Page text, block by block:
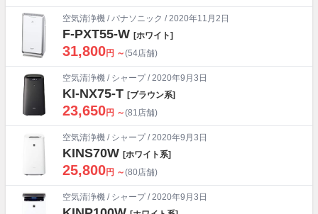
空気清浄機 /パナソニック / 2020年11月2日
F-PXT55-W [ホワイト]
31,800円 ～(54店舗)
空気清浄機 / シャープ/ 2020年9月3日
KI-NX75-T [ブラウン系]
23,650円 ～(81店舗)
空気清浄機 / シャープ/ 2020年9月3日
KINS70W [ホワイト系]
25,800円 ～(80店舗)
空気清浄機 / シャープ/ 2020年9月3日